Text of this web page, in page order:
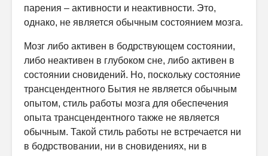
парения – активности и неактивности. Это,
однако, не является обычным состоянием мозга.
Мозг либо активен в бодрствующем состоянии,
либо неактивен в глубоком сне, либо активен в
состоянии сновидений. Но, поскольку состояние
трансцендентного Бытия не является обычным
опытом, стиль работы мозга для обеспечения
опыта трансцендентного также не является
обычным. Такой стиль работы не встречается ни
в бодрствовании, ни в сновидениях, ни в